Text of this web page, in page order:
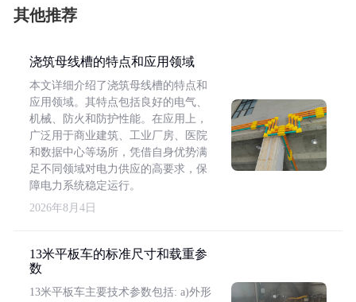
其他推荐
浇筑母线槽的特点和应用领域
本文详细介绍了浇筑母线槽的特点和
应用领域。其特点包括良好的电气、
机械、防火和防护性能。在应用上，
广泛用于商业建筑、工业厂房、医院
和数据中心等场所，凭借自身优势满
足不同领域对电力供应的高要求，保
障电力系统稳定运行。
2026年8月4日
13米平板车的标准尺寸和载重参
数
13米平板车主要技术参数包括: a)外形